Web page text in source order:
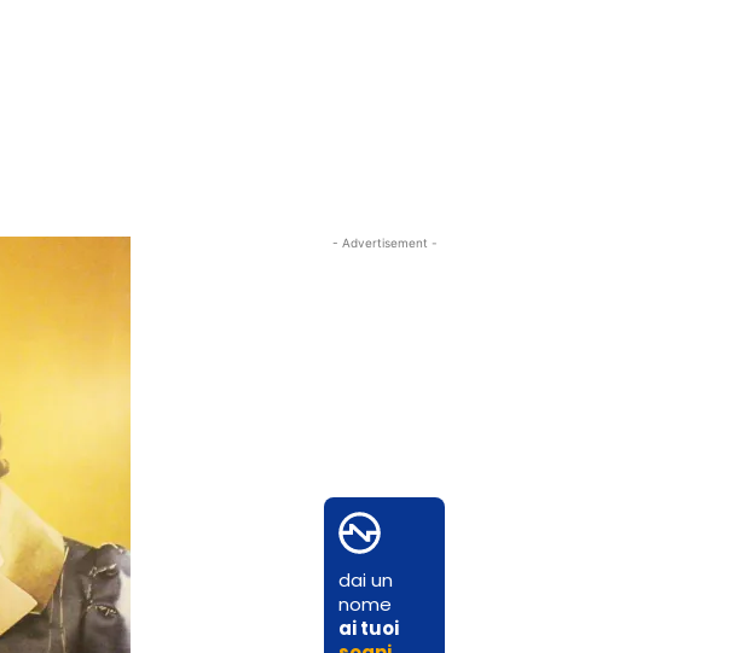
- Advertisement -